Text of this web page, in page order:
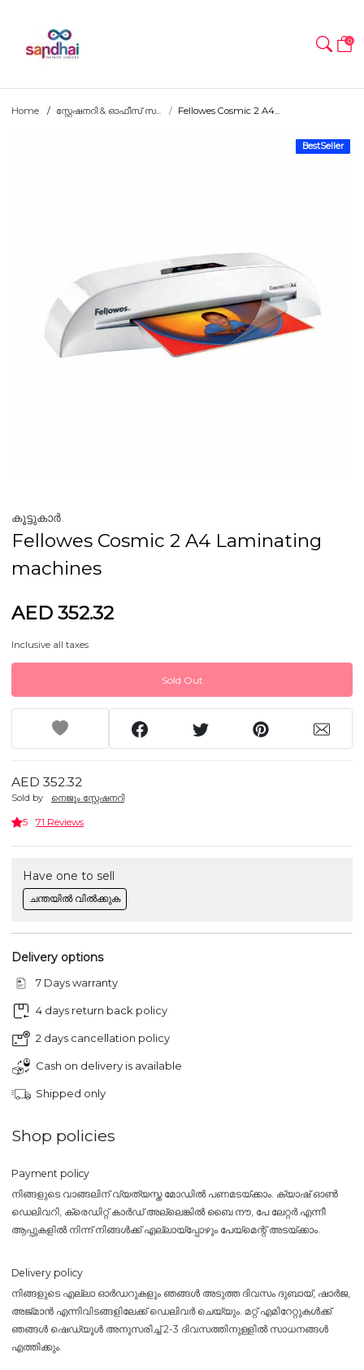
0
Home സ്റ്റേഷനറി & ഓഫീസ് സ... Fellowes Cosmic 2 A4...
BestSeller
കൂട്ടുകാർ
Fellowes Cosmic 2 A4 Laminating
machines
AED 352.32
Inclusive all taxes
Sold Out
AED 352.32
Sold by നെജൂം സ്റ്റേഷനറി
5 71 Reviews
Have one to sell
ചന്തയിൽ വിൽക്കുക
Delivery options
7 Days warranty
4 days return back policy
2 days cancellation policy
Cash on delivery is available
Shipped only
Shop policies
Payment policy
നിങ്ങളുടെ വാങ്ങലിന് വ്യത്യസ്ത മോഡിൽ പണമടയ്ക്കാം. ക്യാഷ് ഓൺ
ഡെലിവറി, ക്രെഡിറ്റ് കാർഡ് അല്ലെങ്കിൽ ബൈ നൗ, പേ ലേറ്റർ എന്നീ
ആപ്പുകളിൽ നിന്ന് നിങ്ങൾക്ക് എല്ലായ്പ്പോഴും പേയ്‌മെന്റ് അടയ്ക്കാം.
Delivery policy
നിങ്ങളുടെ എല്ലാ ഓർഡറുകളും ഞങ്ങൾ അടുത്ത ദിവസം ദുബായ്, ഷാർജ,
അജ്മാൻ എന്നിവിടങ്ങളിലേക്ക് ഡെലിവർ ചെയ്യും. മറ്റ് എമിറേറ്റുകൾക്ക്
ഞങ്ങൾ ഷെഡ്യൂൾ അനുസരിച്ച് 2-3 ദിവസത്തിനുള്ളിൽ സാധനങ്ങൾ
എത്തിക്കും.